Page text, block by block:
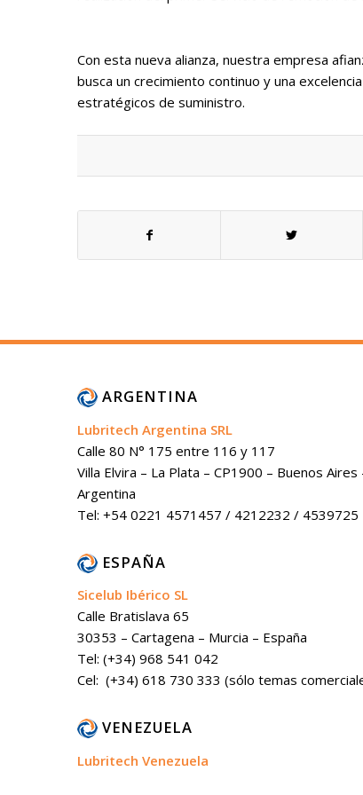
Con esta nueva alianza, nuestra empresa
busca un crecimiento continuo y una
estratégicos de suministro.
ARGENTINA
Lubritech Argentina SRL
Calle 80 N° 175 entre 116 y 117
Villa Elvira – La Plata – CP1900 – Buenos Aires
Argentina
Tel: +54 0221 4571457 / 4212232 / 4539725
ESPAÑA
Sicelub Ibérico SL
Calle Bratislava 65
30353 – Cartagena – Murcia – España
Tel: (+34) 968 541 042
Cel: (+34) 618 730 333 (sólo temas
VENEZUELA
Lubritech Venezuela